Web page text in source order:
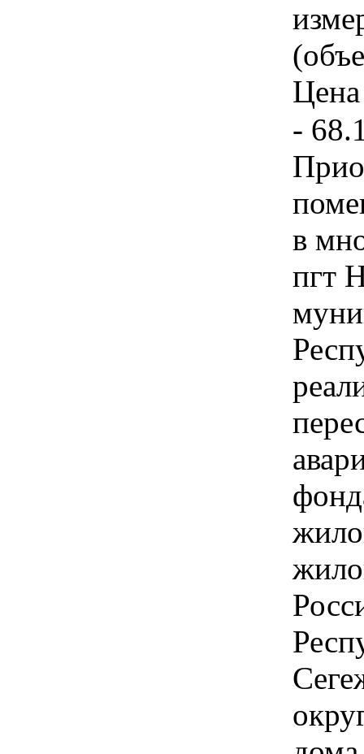
-
в
пгт